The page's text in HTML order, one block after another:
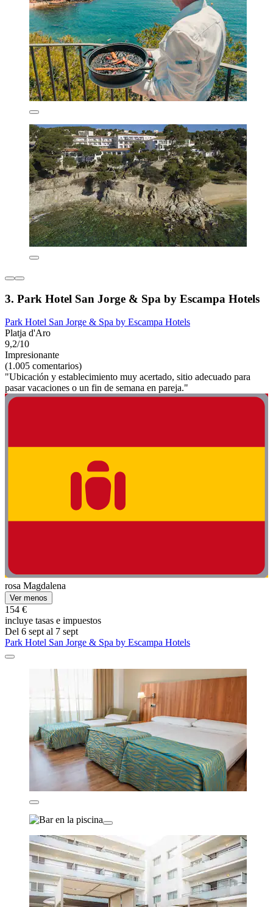
3. Park Hotel San Jorge & Spa by Escampa Hotels
Park Hotel San Jorge & Spa by Escampa Hotels
Platja d'Aro
9,2/10
Impresionante
(1.005 comentarios)
"Ubicación y establecimiento muy acertado, sitio adecuado para
pasar vacaciones o un fin de semana en pareja."
rosa Magdalena
Ver menos
154 €
incluye tasas e impuestos
Del 6 sept al 7 sept
Park Hotel San Jorge & Spa by Escampa Hotels